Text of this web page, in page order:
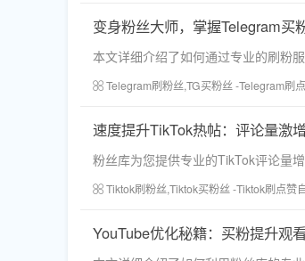
变身粉丝大师，掌握Telegram买
本文详细介绍了如何通过专业的刷粉
Telegram刷粉丝,TG买粉丝 -Telegram刷
速度提升TikTok热帖：评论量激
粉丝库为您提供专业的TikTok评论量
Tiktok刷粉丝,Tiktok买粉丝 -Tiktok刷点赞
YouTube优化秘籍：买粉提升观